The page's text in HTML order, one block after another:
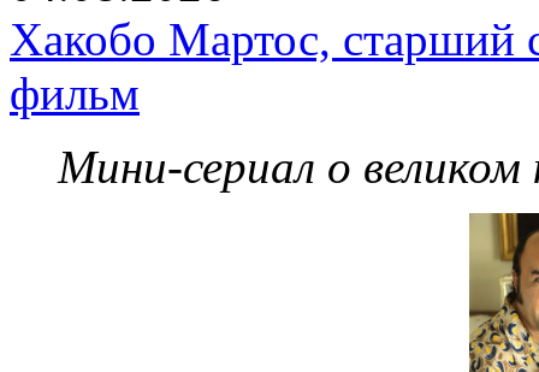
Хакобо Мартос, старший
фильм
Мини-сериал о великом